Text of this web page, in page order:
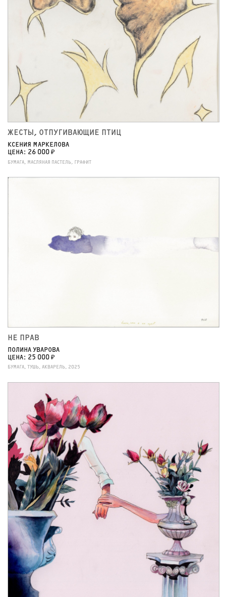
ЖЕСТЫ, ОТПУГИВАЮЩИЕ ПТИЦ
КСЕНИЯ МАРКЕЛОВА
ЦЕНА: 26 000 ₽
БУМАГА, МАСЛЯНАЯ ПАСТЕЛЬ, ГРАФИТ
НЕ ПРАВ
ПОЛИНА УВАРОВА
ЦЕНА: 25 000 ₽
БУМАГА, ТУШЬ, АКВАРЕЛЬ, 2025